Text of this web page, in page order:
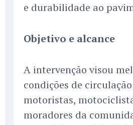
e durabilidade ao
Objetivo e alcance
A intervenção visou
condições de
motoristas,
moradores da